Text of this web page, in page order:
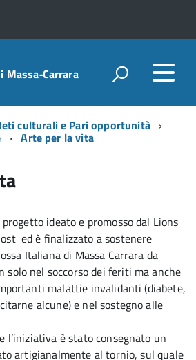
Massa‑Carrara
culturali e Pari opportunità
Arte per la vita
ideato e promosso dal Lions
ed è finalizzato a sostenere
Italiana di Massa Carrara da
solo nel soccorso dei feriti ma anche
malattie invalidanti (diabete,
alcune) e nel sostegno alle
l’iniziativa è stato consegnato un
artigianalmente al tornio, sul quale